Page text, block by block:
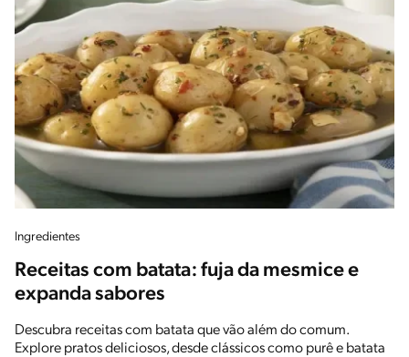
Ingredientes
Receitas com batata: fuja da mesmice e
expanda sabores
Descubra receitas com batata que vão além do comum.
Explore pratos deliciosos, desde clássicos como purê e batata